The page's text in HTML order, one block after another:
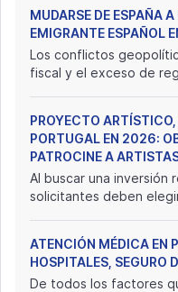
MUDARSE DE ESPAÑA
EMIGRANTE ESPAÑOL
Los conflictos
fiscal y el exceso de
PROYECTO
PORTUGAL EN 2026:
PATROCINE A
Al buscar una inversión
solicitantes deben
ATENCIÓN MÉDICA EN
HOSPITALES, SEGURO
De todos los factores